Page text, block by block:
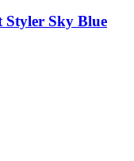
Styler Sky Blue